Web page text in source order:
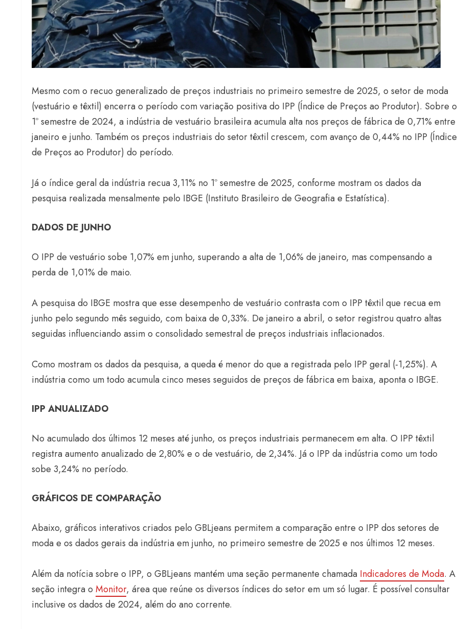
Mesmo com o recuo generalizado de preços industriais no primeiro semestre de 2025, o setor de moda
(vestuário e têxtil) encerra o período com variação positiva do IPP (Índice de Preços ao Produtor). Sobre o
1º semestre de 2024, a indústria de vestuário brasileira acumula alta nos preços de fábrica de 0,71% entre
janeiro e junho. Também os preços industriais do setor têxtil crescem, com avanço de 0,44% no IPP (Índice
de Preços ao Produtor) do período.
Já o índice geral da indústria recua 3,11% no 1º semestre de 2025, conforme mostram os dados da
pesquisa realizada mensalmente pelo IBGE (Instituto Brasileiro de Geografia e Estatística).
DADOS DE JUNHO
O IPP de vestuário sobe 1,07% em junho, superando a alta de 1,06% de janeiro, mas compensando a
perda de 1,01% de maio.
A pesquisa do IBGE mostra que esse desempenho de vestuário contrasta com o IPP têxtil que recua em
junho pelo segundo mês seguido, com baixa de 0,33%. De janeiro a abril, o setor registrou quatro altas
seguidas influenciando assim o consolidado semestral de preços industriais inflacionados.
Como mostram os dados da pesquisa, a queda é menor do que a registrada pelo IPP geral (-1,25%). A
indústria como um todo acumula cinco meses seguidos de preços de fábrica em baixa, aponta o IBGE.
IPP ANUALIZADO
No acumulado dos últimos 12 meses até junho, os preços industriais permanecem em alta. O IPP têxtil
registra aumento anualizado de 2,80% e o de vestuário, de 2,34%. Já o IPP da indústria como um todo
sobe 3,24% no período.
GRÁFICOS DE COMPARAÇÃO
Abaixo, gráficos interativos criados pelo GBLjeans permitem a comparação entre o IPP dos setores de
moda e os dados gerais da indústria em junho, no primeiro semestre de 2025 e nos últimos 12 meses.
Além da notícia sobre o IPP, o GBLjeans mantém uma seção permanente chamada Indicadores de Moda. A
seção integra o Monitor, área que reúne os diversos índices do setor em um só lugar. É possível consultar
inclusive os dados de 2024, além do ano corrente.
Radiant Earth será a cor do